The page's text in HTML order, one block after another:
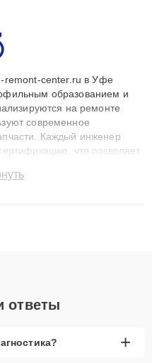
remont-center.ru в Уфе
образованием и
на ремонте
современное
Каждый инженер
что позволяет
3 лет. Наши мастера
ответы
+